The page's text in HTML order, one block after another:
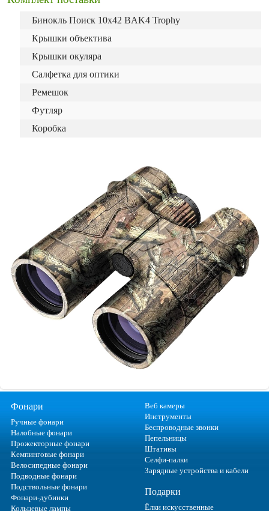
Бинокль Поиск 10х42 BAK4 Trophy
Крышки объектива
Крышки окуляра
Салфетка для оптики
Ремешок
Футляр
Коробка
Фонари
Ручные фонари
Налобные фонари
Прожекторные фонари
Кемпинговые фонари
Велосипедные фонари
Подводные фонари
Подствольные фонари
Фонари-дубинки
Кольцевые лампы
Веб камеры
Инструменты
Беспроводные звонки
Пепельницы
Штативы
Селфи-палки
Зарядные устройства и кабели
Подарки
Ёлки искусственные